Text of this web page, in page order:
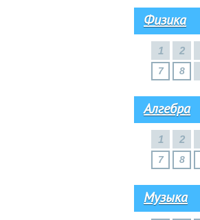
Физика
1 2
7 8
Алгебра
1 2
7 8
Музыка